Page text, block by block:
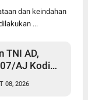
dan keindahan
...
TNI AD,
AJ Kodim
Tali Kasih
08, 2026